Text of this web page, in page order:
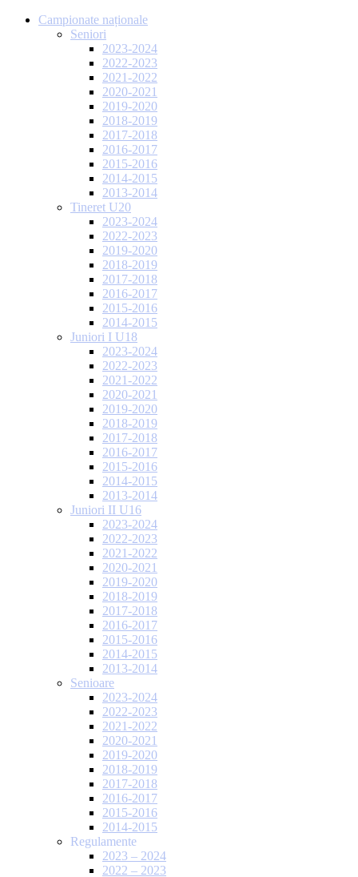
Campionate naționale
Seniori
2023-2024
2022-2023
2021-2022
2020-2021
2019-2020
2018-2019
2017-2018
2016-2017
2015-2016
2014-2015
2013-2014
Tineret U20
2023-2024
2022-2023
2019-2020
2018-2019
2017-2018
2016-2017
2015-2016
2014-2015
Juniori I U18
2023-2024
2022-2023
2021-2022
2020-2021
2019-2020
2018-2019
2017-2018
2016-2017
2015-2016
2014-2015
2013-2014
Juniori II U16
2023-2024
2022-2023
2021-2022
2020-2021
2019-2020
2018-2019
2017-2018
2016-2017
2015-2016
2014-2015
2013-2014
Senioare
2023-2024
2022-2023
2021-2022
2020-2021
2019-2020
2018-2019
2017-2018
2016-2017
2015-2016
2014-2015
Regulamente
2023 – 2024
2022 – 2023